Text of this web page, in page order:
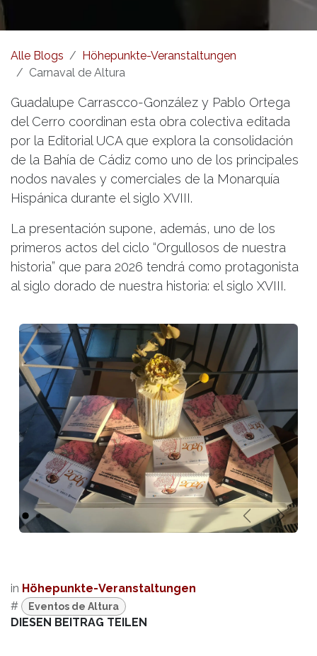
Alle Blogs
Höhepunkte-Veranstaltungen
Carnaval de Altura
Guadalupe Carrascco-González y Pablo Ortega
del Cerro coordinan esta obra colectiva editada
por la Editorial UCA que explora la consolidación
de la Bahía de Cádiz como uno de los principales
nodos navales y comerciales de la Monarquía
Hispánica durante el siglo XVIII.
La presentación supone, además, uno de los
primeros actos del ciclo “Orgullosos de nuestra
historia” que para 2026 tendrá como protagonista
al siglo dorado de nuestra historia: el siglo XVIII.
Anterior
in Höhepunkte-Veranstaltungen
#
Eventos de Altura
DIESEN BEITRAG TEILEN